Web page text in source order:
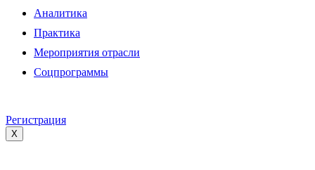
Аналитика
Практика
Мероприятия отрасли
Соцпрограммы
Регистрация
X